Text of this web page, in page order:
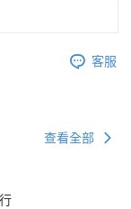
客服
查看全部